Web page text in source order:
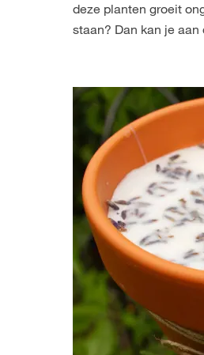
deze planten groeit
staan? Dan kan je